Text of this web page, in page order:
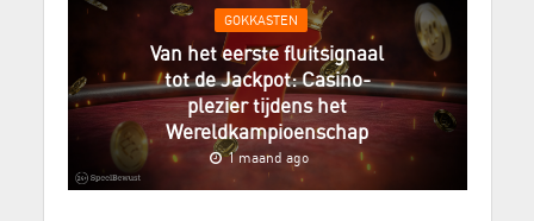
GOKKASTEN
Van het eerste fluitsignaal
tot de Jackpot: Casino-
plezier tijdens het
Wereldkampioenschap
1 maand ago